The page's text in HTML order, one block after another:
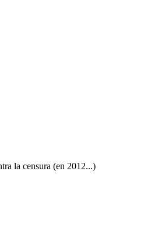
la censura (en 2012...)